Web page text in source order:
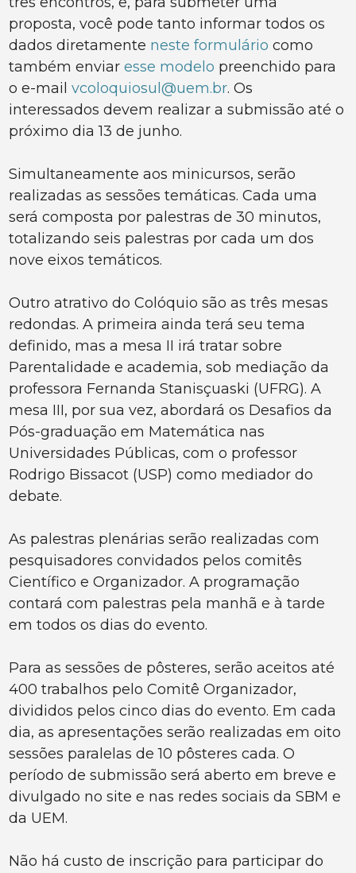
proposta, você pode tanto informar todos os
dados diretamente neste formulário como
também enviar esse modelo preenchido para
o e-mailvcoloquiosul@uem.br. Os
interessados devem realizar a submissão até o
próximo dia 13 de junho.
Simultaneamente aos minicursos, serão
realizadas as sessões temáticas. Cada uma
será composta por palestras de 30 minutos,
totalizando seis palestras por cada um dos
nove eixos temáticos.
Outro atrativo do Colóquio são as três mesas
redondas. A primeira ainda terá seu tema
definido, mas a mesa II irá tratar sobre
Parentalidade e academia, sob mediação da
professora Fernanda Stanisçuaski (UFRG). A
mesa III, por sua vez, abordará os Desafios da
Pós-graduação em Matemática nas
Universidades Públicas, com o professor
Rodrigo Bissacot (USP) como mediador do
debate.
As palestras plenárias serão realizadas com
pesquisadores convidados pelos comitês
Científico e Organizador. A programação
contará com palestras pela manhã e à tarde
em todos os dias do evento.
Para as sessões de pôsteres, serão aceitos até
400 trabalhos pelo Comitê Organizador,
divididos pelos cinco dias do evento. Em cada
dia, as apresentações serão realizadas em oito
sessões paralelas de 10 pôsteres cada. O
período de submissão será aberto em breve e
divulgado no site e nas redes sociais da SBM e
da UEM.
Não há custo de inscrição para participar do